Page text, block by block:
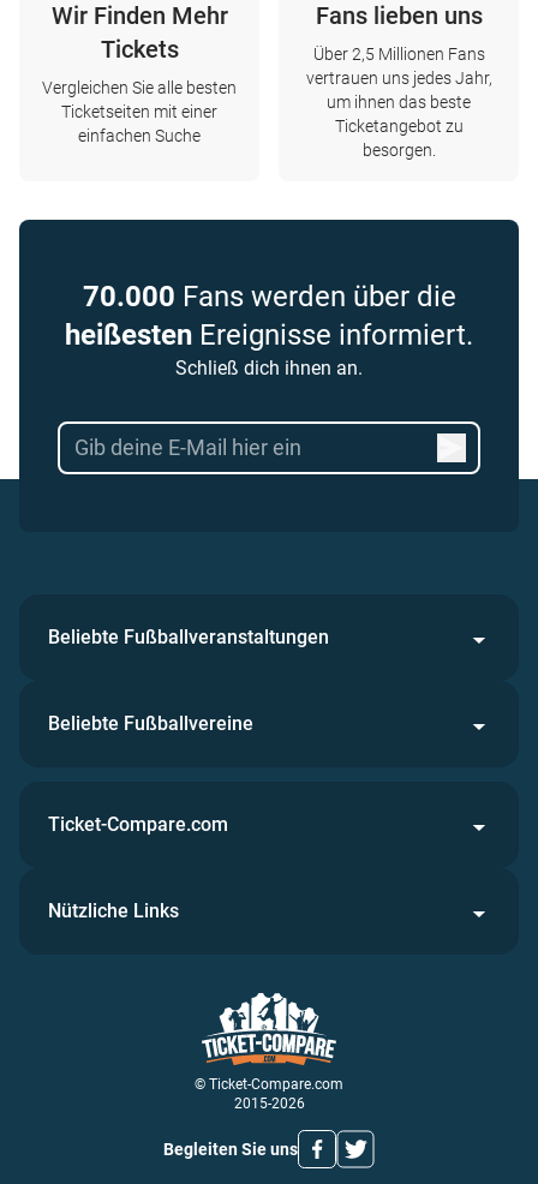
Wir Finden Mehr
Tickets
Vergleichen Sie alle besten
Ticketseiten mit einer
einfachen Suche
Fans lieben uns
Über 2,5 Millionen Fans
vertrauen uns jedes Jahr,
um ihnen das beste
Ticketangebot zu
besorgen.
70.000 Fans werden über die
heißesten Ereignisse informiert.
Schließ dich ihnen an.
Beliebte Fußballveranstaltungen
Beliebte Fußballvereine
© Ticket-Compare.com
2015-2026
Begleiten Sie uns
Ticket-Compare.com
Nützliche Links